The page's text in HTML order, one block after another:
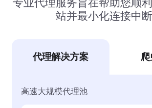
站并最小化连接中断
代理解决方案
高速大规模代理池